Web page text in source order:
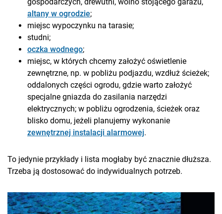
altany w ogrodzie;
miejsc wypoczynku na tarasie;
studni;
oczka wodnego;
miejsc, w których chcemy założyć oświetlenie
zewnętrzne, np. w pobliżu podjazdu, wzdłuż ścieżek;
oddalonych części ogrodu, gdzie warto założyć
specjalne gniazda do zasilania narzędzi
elektrycznych; w pobliżu ogrodzenia, ścieżek oraz
blisko domu, jeżeli planujemy wykonanie
zewnętrznej instalacji alarmowej.
To jedynie przykłady i lista mogłaby być znacznie dłuższa.
Trzeba ją dostosować do indywidualnych potrzeb.